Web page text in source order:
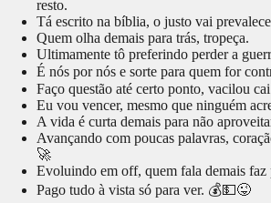
resto.
Tá escrito na bíblia, o justo vai
Quem olha demais para trás, tropeça.
Ultimamente tô preferindo perder a
É nós por nós e sorte para quem for
Faço questão até certo ponto, vacilou
Eu vou vencer, mesmo que ninguém
A vida é curta demais para não
Avançando com poucas palavras,
🚀
Evoluindo em off, quem fala demais
Pago tudo à vista só para ver. 💰💵😜